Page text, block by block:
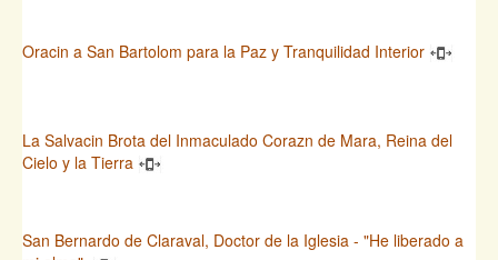
Oracin a San Bartolom para la Paz y Tranquilidad Interior
La Salvacin Brota del Inmaculado Corazn de Mara, Reina del
Cielo y la Tierra
San Bernardo de Claraval, Doctor de la Iglesia - "He liberado a